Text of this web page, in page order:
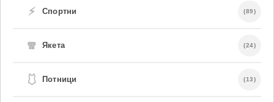
⚡ Спортни (89)
🧣 Якета (24)
🩱 Потници (13)